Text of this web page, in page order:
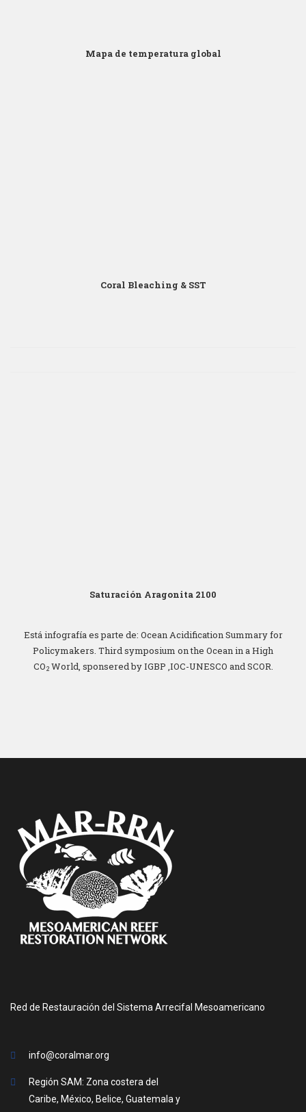
Mapa de temperatura global
Coral Bleaching & SST
Saturación Aragonita 2100
Está infografía es parte de: Ocean Acidification Summary for
Policymakers. Third symposium on the Ocean in a High
CO2 World, sponsered by IGBP ,IOC-UNESCO and SCOR.
Red de Restauración del Sistema Arrecifal Mesoamericano
info@coralmar.org
Región SAM: Zona costera del
Caribe, México, Belice, Guatemala y